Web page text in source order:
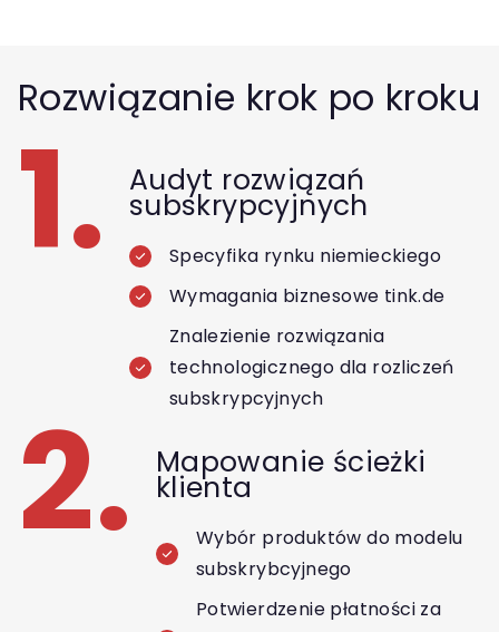
Rozwiązanie krok po kroku
1. Audyt rozwiązań
subskrypcyjnych
Specyfika rynku niemieckiego
Wymagania biznesowe tink.de
Znalezienie rozwiązania
technologicznego dla rozliczeń
subskrypcyjnych
2. Mapowanie ścieżki
klienta
Wybór produktów do modelu
subskrybcyjnego
Potwierdzenie płatności za